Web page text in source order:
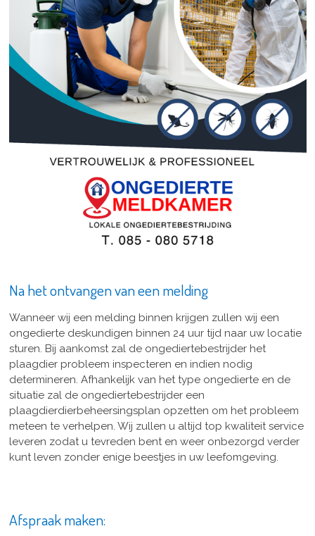
Na het ontvangen van een melding
Wanneer wij een melding binnen krijgen zullen wij een
ongedierte deskundigen binnen 24 uur tijd naar uw locatie
sturen. Bij aankomst zal de ongediertebestrijder het
plaagdier probleem inspecteren en indien nodig
determineren. Afhankelijk van het type ongedierte en de
situatie zal de ongediertebestrijder een
plaagdierdierbeheersingsplan opzetten om het probleem
meteen te verhelpen. Wij zullen u altijd top kwaliteit service
leveren zodat u tevreden bent en weer onbezorgd verder
kunt leven zonder enige beestjes in uw leefomgeving.
Afspraak maken: